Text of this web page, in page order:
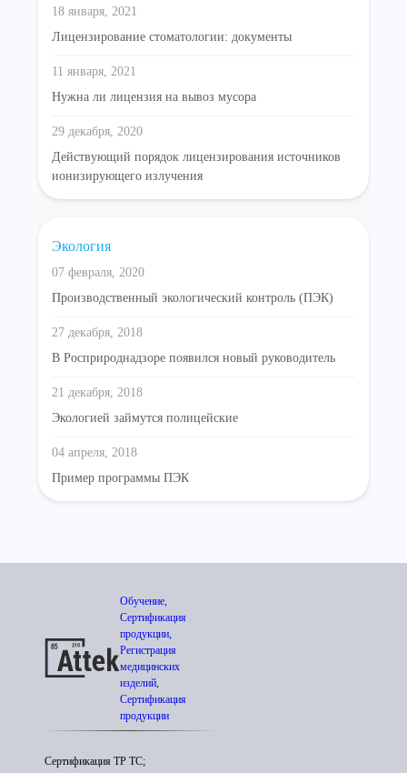
18 января, 2021
Лицензирование стоматологии: документы
11 января, 2021
Нужна ли лицензия на вывоз мусора
29 декабря, 2020
Действующий порядок лицензирования источников
ионизирующего излучения
Экология
07 февраля, 2020
Производственный экологический контроль (ПЭК)
27 декабря, 2018
В Росприроднадзоре появился новый руководитель
21 декабря, 2018
Экологией займутся полицейские
04 апреля, 2018
Пример программы ПЭК
Обучение,
Сертификация
продукции,
Регистрация
медицинских
изделий,
Сертификация
продукции
Сертификация ТР ТС;